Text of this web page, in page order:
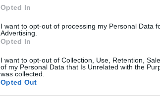
Opted In
I want to opt-out of processing my Personal Data
Advertising.
Opted In
I want to opt-out of Collection, Use, Retention,
of my Personal Data that Is Unrelated with the
was collected.
Opted Out